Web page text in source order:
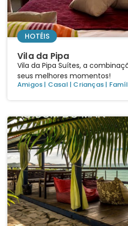
HOTÉIS
Vila da Pipa
Vila da Pipa Suítes, a
seus melhores momentos!
Amigos | Casal | Crianças |